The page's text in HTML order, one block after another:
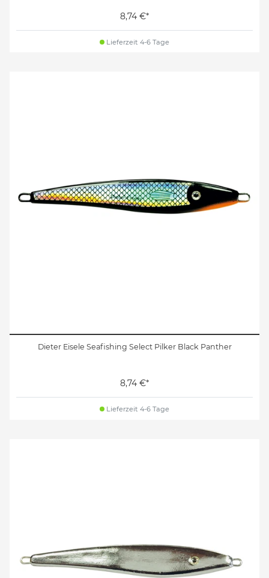
8,74 €*
Lieferzeit 4-6 Tage
Dieter Eisele Seafishing Select Pilker Black Panther
8,74 €*
Lieferzeit 4-6 Tage